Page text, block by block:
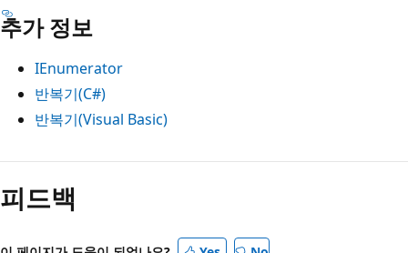
추가 정보
IEnumerator
반복기(C#)
반복기(Visual Basic)
피드백